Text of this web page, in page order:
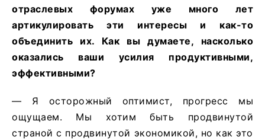
отраслевых форумах уже много лет
артикулировать эти интересы и как-то
объединить их. Как вы думаете, насколько
оказались ваши усилия продуктивными,
эффективными?
— Я осторожный оптимист, прогресс мы
ощущаем. Мы хотим быть продвинутой
страной с продвинутой экономикой, но как это